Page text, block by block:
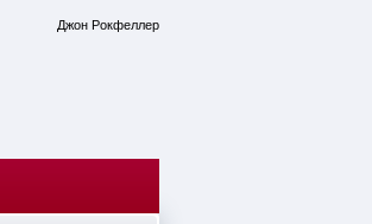
Джон Рокфеллер